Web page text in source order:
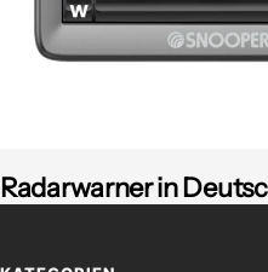
Radarwarner in